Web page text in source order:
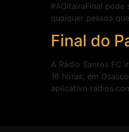
#AOitavaFinal pode
qualquer pessoa
Final do
A Rádio Santos FC
16 horas, em
aplicativo